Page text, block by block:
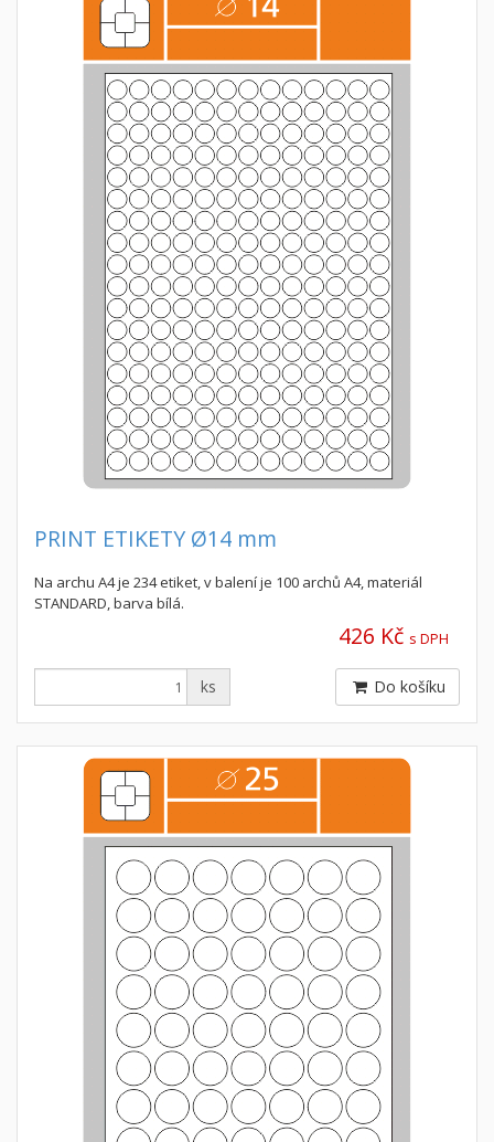
PRINT ETIKETY Ø14 mm
Na archu A4 je 234 etiket, v balení je 100 archů A4, materiál
STANDARD, barva bílá.
426 Kč s DPH
ks Do košíku